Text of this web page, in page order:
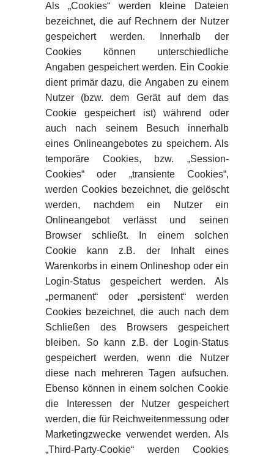
Als „Cookies“ werden kleine Dateien
bezeichnet, die auf Rechnern der Nutzer
gespeichert werden. Innerhalb der
Cookies können unterschiedliche
Angaben gespeichert werden. Ein Cookie
dient primär dazu, die Angaben zu einem
Nutzer (bzw. dem Gerät auf dem das
Cookie gespeichert ist) während oder
auch nach seinem Besuch innerhalb
eines Onlineangebotes zu speichern. Als
temporäre Cookies, bzw. „Session-
Cookies“ oder „transiente Cookies“,
werden Cookies bezeichnet, die gelöscht
werden, nachdem ein Nutzer ein
Onlineangebot verlässt und seinen
Browser schließt. In einem solchen
Cookie kann z.B. der Inhalt eines
Warenkorbs in einem Onlineshop oder ein
Login-Status gespeichert werden. Als
„permanent“ oder „persistent“ werden
Cookies bezeichnet, die auch nach dem
Schließen des Browsers gespeichert
bleiben. So kann z.B. der Login-Status
gespeichert werden, wenn die Nutzer
diese nach mehreren Tagen aufsuchen.
Ebenso können in einem solchen Cookie
die Interessen der Nutzer gespeichert
werden, die für Reichweitenmessung oder
Marketingzwecke verwendet werden. Als
„Third-Party-Cookie“ werden Cookies